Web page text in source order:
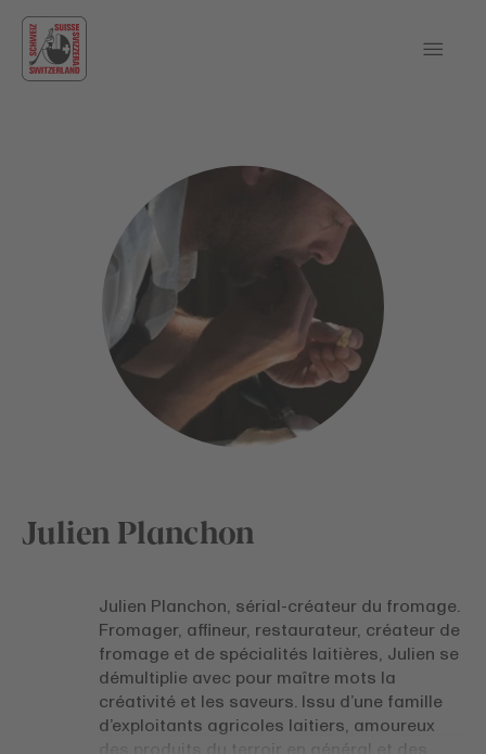
Julien Planchon
Julien Planchon, sérial-créateur du fromage.
Fromager, affineur, restaurateur, créateur de
fromage et de spécialités laitières, Julien se
démultiplie avec pour maître mots la
créativité et les saveurs. Issu d’une famille
d’exploitants agricoles laitiers, amoureux